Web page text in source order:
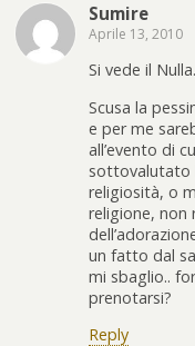
Sumire
Aprile 13, 2010
Si vede il
Scusa la
e per me
all’evento di
sottovalutato
religiosità, o
religione, non
un fatto dal
mi sbaglio..
prenotarsi?
Reply